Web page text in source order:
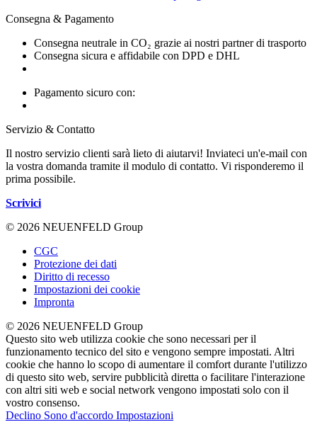
Consegna & Pagamento
Consegna neutrale in CO₂ grazie ai nostri partner di trasporto
Consegna sicura e affidabile con DPD e DHL
Pagamento sicuro con:
Servizio & Contatto
Il nostro servizio clienti sarà lieto di aiutarvi! Inviateci un'e-mail con
la vostra domanda tramite il modulo di contatto. Vi risponderemo il
prima possibile.
Scrivici
© 2026 NEUENFELD Group
CGC
Protezione dei dati
Diritto di recesso
Impostazioni dei cookie
Impronta
© 2026 NEUENFELD Group
Questo sito web utilizza cookie che sono necessari per il
funzionamento tecnico del sito e vengono sempre impostati. Altri
cookie che hanno lo scopo di aumentare il comfort durante l'utilizzo
di questo sito web, servire pubblicità diretta o facilitare l'interazione
con altri siti web e social network vengono impostati solo con il
vostro consenso.
Declino Sono d'accordo Impostazioni